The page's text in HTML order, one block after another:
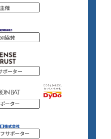
催
協賛
ポーター
ーター
サポーター